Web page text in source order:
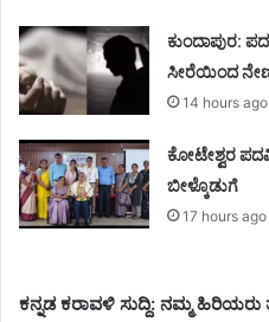
ಕುಂದಾಪುರ:
ಸೀರೆಯಿಂದ
14 hours ago
ಕೋಟೇಶ್ವರ
ಬೀಳ್ಕೊಡುಗೆ
17 hours ago
ಕನ್ನಡ ಕರಾವಳಿ ಸುದ್ದಿ: ನಮ್ಮ ಹಿರಿಯರು